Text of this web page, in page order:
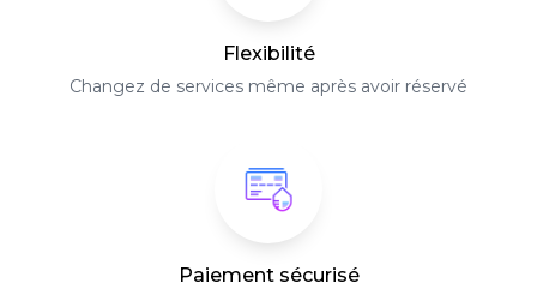
Flexibilité
Changez de services même après avoir réservé
Paiement sécurisé